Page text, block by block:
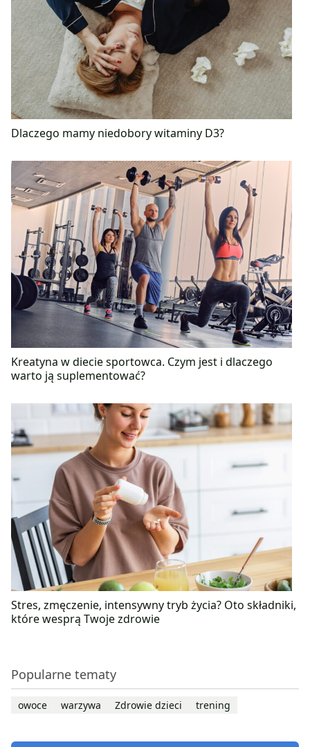
Dlaczego mamy niedobory witaminy D3?
Kreatyna w diecie sportowca. Czym jest i dlaczego
warto ją suplementować?
Stres, zmęczenie, intensywny tryb życia? Oto składniki,
które wesprą Twoje zdrowie
Popularne tematy
owoce warzywa Zdrowie dzieci trening